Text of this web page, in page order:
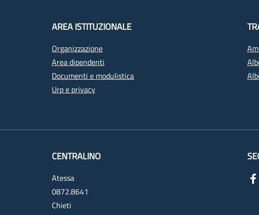
AREA ISTITUZIONALE
Organizzazione
Area dipendenti
Documenti e modulistica
Urp e privacy
CENTRALINO
Atessa
0872.8641
Chieti